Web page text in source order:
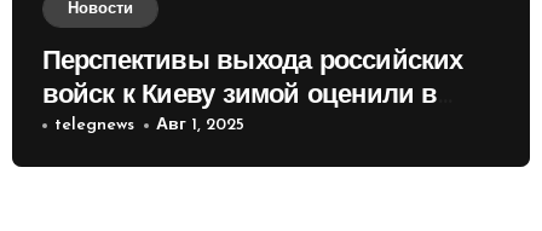
Новости
Перспективы выхода российских
войск к Киеву зимой оценили в
России
telegnews Авг 1, 2025